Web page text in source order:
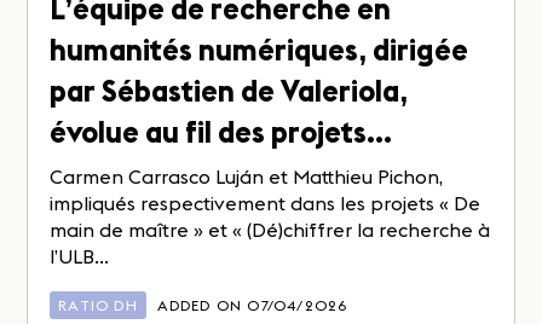
L’équipe de recherche en
humanités numériques, dirigée
par Sébastien de Valeriola,
évolue au fil des projets…
Carmen Carrasco Luján et Matthieu Pichon,
impliqués respectivement dans les projets « De
main de maître » et « (Dé)chiffrer la recherche à
l’ULB...
RATIO DH ADDED ON 07/04/2026